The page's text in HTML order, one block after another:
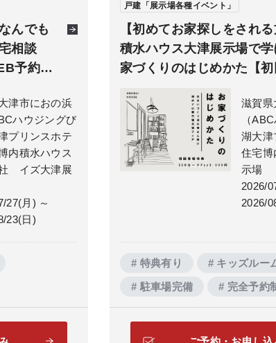
んでも
相談
予約…
津市におの浜
ハウジングび
プリンスホテ
内積水ハウス
イズ大津展
27(月) ～
23(日)
【初めてお家探しをされる
積水ハウス大津展示場で
家づくりのはじめかた【
戸建「展示場各種イベント」
滋賀県
（
湖大津
住宅博
示場
2026/
2026/
# 特典有り
# キッズルー
# 駐車場完備
# 完全予約